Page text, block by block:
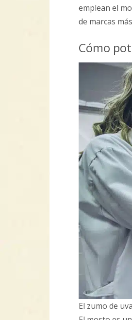
emplean el
de marcas
Cómo
El zumo de